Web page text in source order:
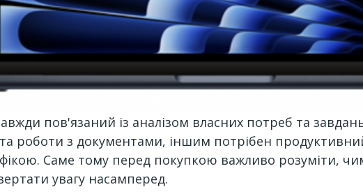
пов'язаний із аналізом власних потреб та
роботи з документами, іншим потрібен
Саме тому перед покупкою важливо розуміти, чим
увагу насамперед.